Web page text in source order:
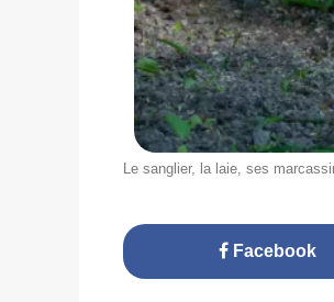
Le sanglier, la laie, ses
Facebook